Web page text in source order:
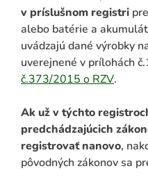
v príslušnom registri
alebo batérie a
uvádzajú dané výrobky
uverejnené v prílohách
č.373/2015 o RZV.
Ak už v týchto
predchádzajúcich
registrovať nanovo,
pôvodných zákonov sa